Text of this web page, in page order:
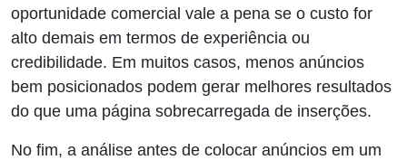
oportunidade comercial vale a pena se o custo for
alto demais em termos de experiência ou
credibilidade. Em muitos casos, menos anúncios
bem posicionados podem gerar melhores resultados
do que uma página sobrecarregada de inserções.
No fim, a análise antes de colocar anúncios em um